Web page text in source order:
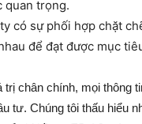
quan trọng.
có sự phối hợp chặt
để đạt được mục
chân chính, mọi thông
tư. Chúng tôi thấu hiểu